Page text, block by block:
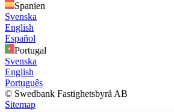
Spanien
Svenska
English
Español
Portugal
Svenska
English
Português
© Swedbank Fastighetsbyrå AB
Sitemap